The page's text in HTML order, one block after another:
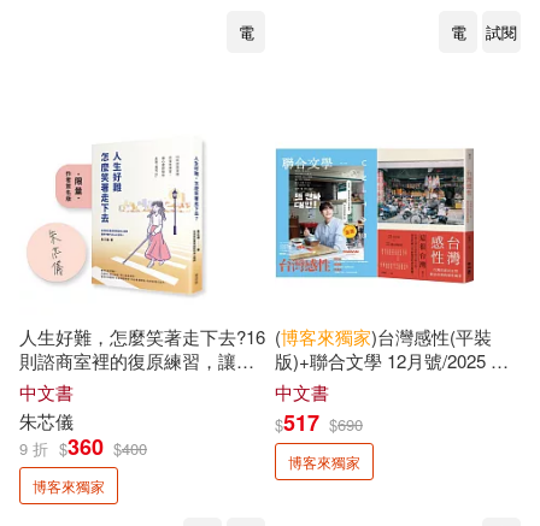
林志玲(2)
林玉瑋(2) 林立青(2)
桶田宜加(2) 楊富閔(2)
樊登(2)
比約恩．納提科．林德布勞(2)
池井戶潤(2)
橡樹林(1)
活泉(1) 深空出版(1)
獨売出版(1) 玉山社(1)
生命潛能(1) 白金文化(1)
目宿媒體(1)
電 電 試閱
人生好難，怎麼笑著走下去?16
則諮商室裡的復原練習，讓心
理師陪你走到「我可以」【
客來獨家
中文書
朱芯儀
9 折 $360 $400
博客來獨家
(博客來獨家)台灣感性(平裝
版)+聯合文學 12月號/2025 第
494期 感性早餐圭
中文書
$517 $690
博客來獨家